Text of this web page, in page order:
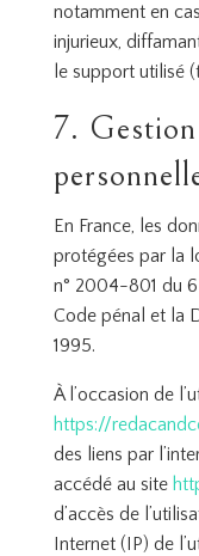
notamment en
injurieux,
le support utilisé
7. Gestion
En France, les
protégées par la
n° 2004-801 du
Code pénal et la
1995.
À l’occasion de
https://
des liens par
accédé au site
d’accès de
Internet (IP) de